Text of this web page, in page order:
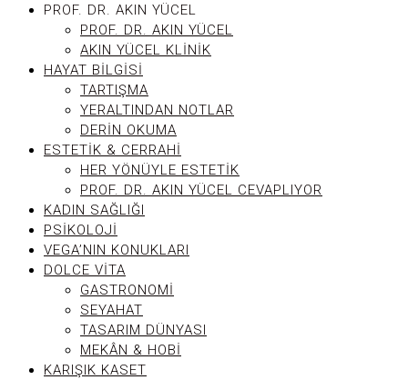
PROF. DR. AKIN YÜCEL
PROF. DR. AKIN YÜCEL
AKIN YÜCEL KLINIK
HAYAT BILGISI
TARTIŞMA
YERALTINDAN NOTLAR
DERIN OKUMA
ESTETIK & CERRAHI
HER YÖNÜYLE ESTETIK
PROF. DR. AKIN YÜCEL CEVAPLIYOR
KADIN SAĞLIĞI
PSIKOLOJI
VEGA’NIN KONUKLARI
DOLCE VITA
GASTRONOMI
SEYAHAT
TASARIM DÜNYASI
MEKÂN & HOBI
KARIŞIK KASET